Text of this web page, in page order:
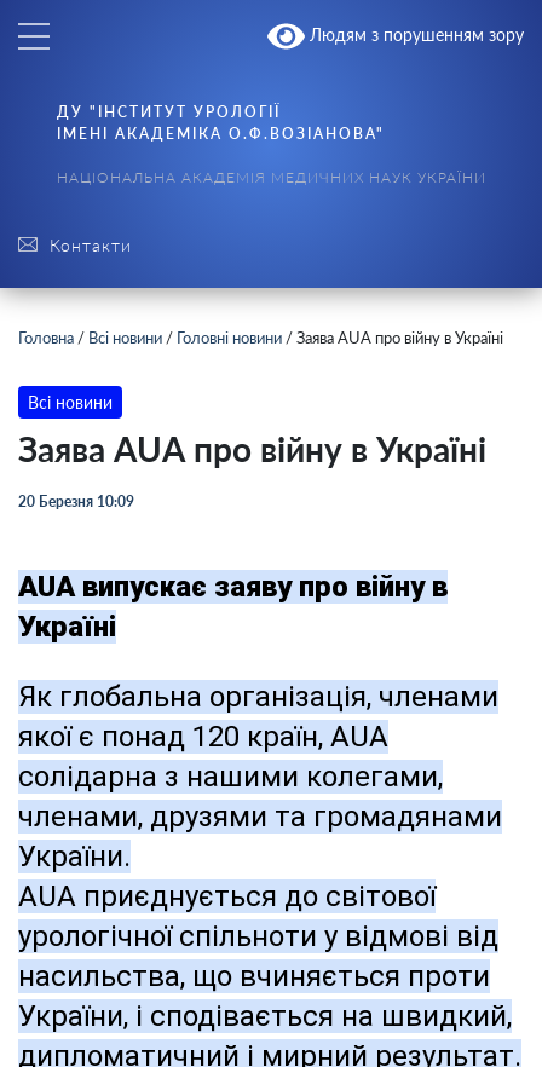
Людям з порушенням зору
Контакти
ДУ "ІНСТИТУТ УРОЛОГІЇ
ІМЕНІ АКАДЕМІКА О.Ф.ВОЗІАНОВА"
НАЦІОНАЛЬНА АКАДЕМІЯ МЕДИЧНИХ НАУК УКРАЇНИ
Головна / Всі новини / Головні новини /Заява АUА про війну в Україні
Всі новини
Заява АUА про війну в Україні
20 Березня 10:09
АUА випускає заяву про війну в
Україні
Як глобальна організація, членами
якої є понад 120 країн, AUA
солідарна з нашими колегами,
членами, друзями та громадянами
України.
AUA приєднується до світової
урологічної спільноти у відмові від
насильства, що вчиняється проти
України, і сподівається на швидкий,
дипломатичний і мирний результат.